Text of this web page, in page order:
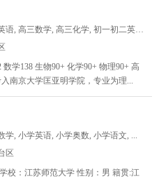
科目：高三英语, 高三数学, 高三化学, 初一初二英语...
数学138 生物90+ 化学90+ 物理90+ 高
南京大学匡亚明学院，专业为理...
学, 小学英语, 小学奥数, 小学语文, ...
区
校：江苏师范大学 性别：男 籍贯:江